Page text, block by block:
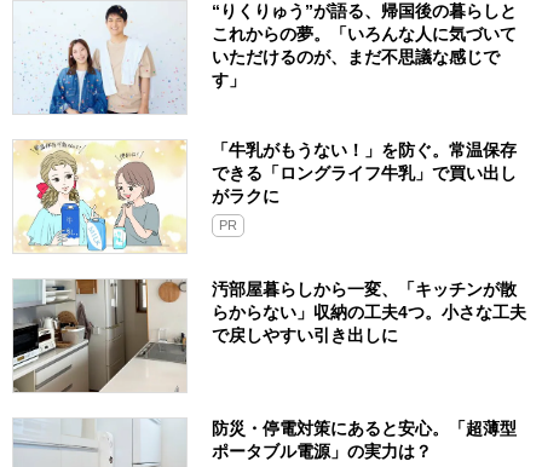
“りくりゅう”が語る、帰国後の暮らしと
これからの夢。「いろんな人に気づいて
いただけるのが、まだ不思議な感じで
す」
「牛乳がもうない！」を防ぐ。常温保存
できる「ロングライフ牛乳」で買い出し
がラクに
PR
汚部屋暮らしから一変、「キッチンが散
らからない」収納の工夫4つ。小さな工夫
で戻しやすい引き出しに
防災・停電対策にあると安心。「超薄型
ポータブル電源」の実力は？​